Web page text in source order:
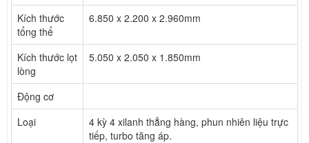
Kích thước
tổng thể
6.850 x 2.200 x 2.960mm
Kích thước lọt
lòng
5.050 x 2.050 x 1.850mm
Động cơ
Loại
4 kỳ 4 xilanh thẳng hàng, phun nhiên liệu trực
tiếp, turbo tăng áp.